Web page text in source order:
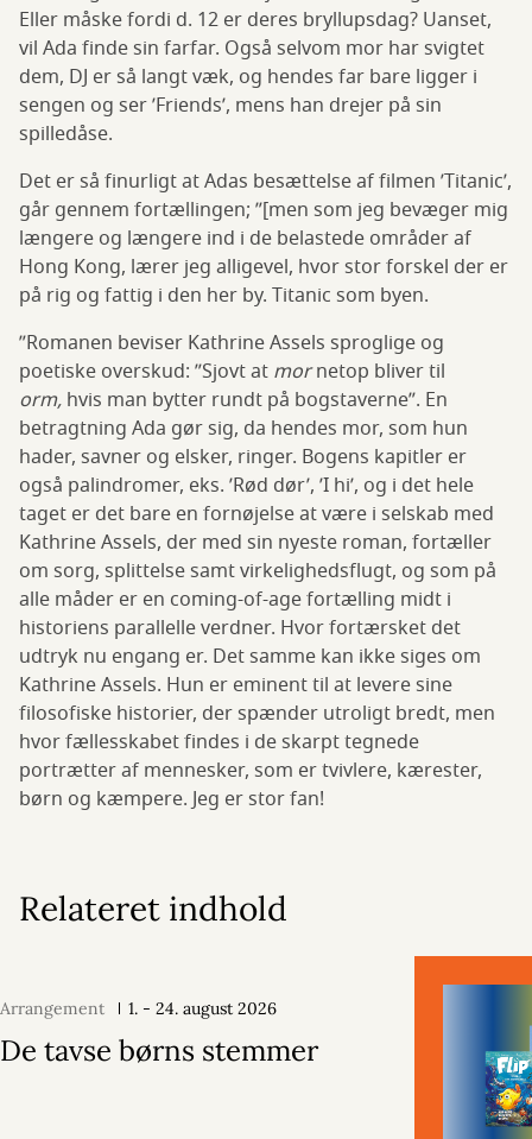
Eller måske fordi d. 12 er deres bryllupsdag? Uanset,
vil Ada finde sin farfar. Også selvom mor har svigtet
dem, DJ er så langt væk, og hendes far bare ligger i
sengen og ser ’Friends’, mens han drejer på sin
spilledåse.
Det er så finurligt at Adas besættelse af filmen ’Titanic’,
går gennem fortællingen; ”[men som jeg bevæger mig
længere og længere ind i de belastede områder af
Hong Kong, lærer jeg alligevel, hvor stor forskel der er
på rig og fattig i den her by. Titanic som byen.
”Romanen beviser Kathrine Assels sproglige og
poetiske overskud: ”Sjovt at mornetop bliver til
orm, hvis man bytter rundt på bogstaverne”. En
betragtning Ada gør sig, da hendes mor, som hun
hader, savner og elsker, ringer. Bogens kapitler er
også palindromer, eks. ’Rød dør’, ’I hi’, og i det hele
taget er det bare en fornøjelse at være i selskab med
Kathrine Assels, der med sin nyeste roman, fortæller
om sorg, splittelse samt virkelighedsflugt, og som på
alle måder er en coming-of-age fortælling midt i
historiens parallelle verdner. Hvor fortærsket det
udtryk nu engang er. Det samme kan ikke siges om
Kathrine Assels. Hun er eminent til at levere sine
filosofiske historier, der spænder utroligt bredt, men
hvor fællesskabet findes i de skarpt tegnede
portrætter af mennesker, som er tvivlere, kærester,
børn og kæmpere. Jeg er stor fan!
Relateret indhold
Arrangement 1. - 24. august 2026
De tavse børns stemmer